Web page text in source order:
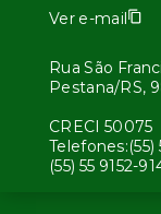
Ver e-mail
Rua São
Pestana/RS,
CRECI 50075
Telefones:(55)
(55) 55 9152-